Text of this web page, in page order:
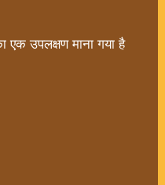
एक उपलक्षण माना गया है